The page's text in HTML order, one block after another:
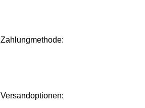
Zahlungmethode:
Versandoptionen: